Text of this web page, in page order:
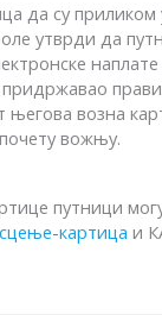
да су приликом
утврди да
возна
вожњу.
путници
картица и